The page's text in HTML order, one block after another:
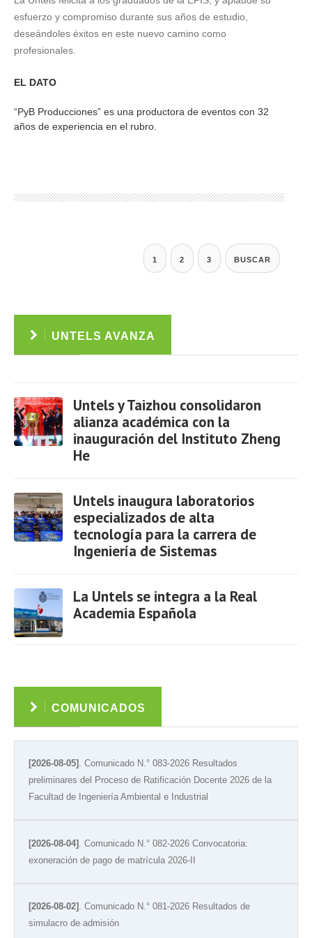
esfuerzo y compromiso durante sus años de estudio,
deseándoles éxitos en este nuevo camino como
profesionales.
EL DATO
“PyB Producciones” es una productora de eventos con 32
años de experiencia en el rubro.
1 2 3 BUSCAR
UNTELS AVANZA
Untels y Taizhou consolidaron
alianza académica con la
inauguración del Instituto Zheng
He
Untels inaugura laboratorios
especializados de alta
tecnología para la carrera de
Ingeniería de Sistemas
La Untels se integra a la Real
Academia Española
COMUNICADOS
[2026-08-05] . Comunicado N.° 083-2026 Resultados
preliminares del Proceso de Ratificación Docente 2026 de la
Facultad de Ingeniería Ambiental e Industrial
[2026-08-04]
. Comunicado N.° 082-2026 Convocatoria:
exoneración de pago de matrícula 2026-II
[2026-08-02] . Comunicado N.° 081-2026 Resultados de
simulacro de admisión